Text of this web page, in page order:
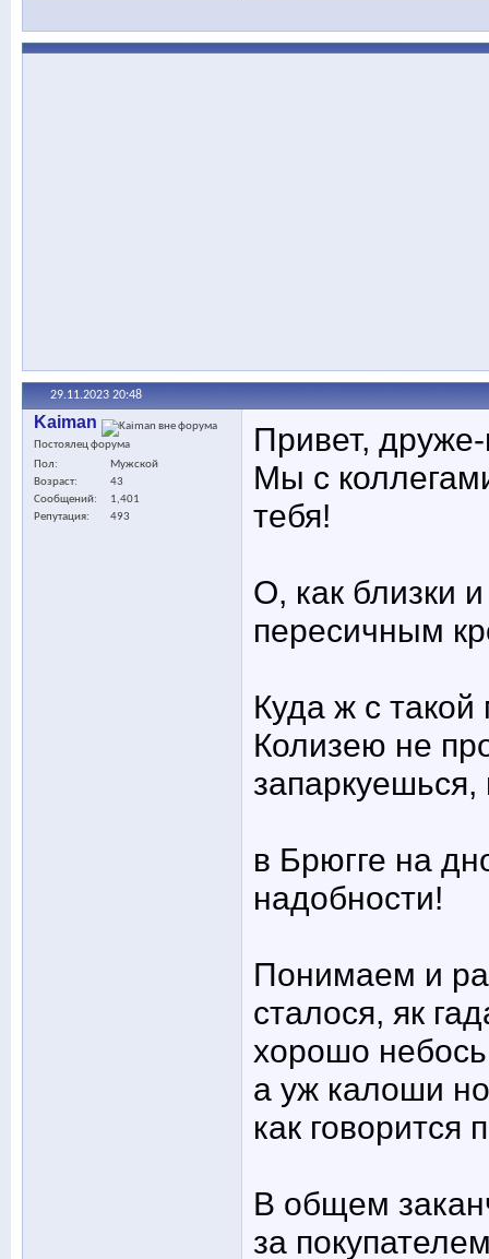
29.11.2023 20:48
Kaiman
Постоялец форума
Пол
Мужской
Возраст
43
Сообщений
1,401
Репутация
493
Привет,
Мы с
тебя!
О, как близки
пересичным
Куда ж с
Колизею не
запаркуешься,
в Брюгге на
надобности!
Понимаем и
сталося, як
хорошо
а уж калоши
как говорится
В общем
за